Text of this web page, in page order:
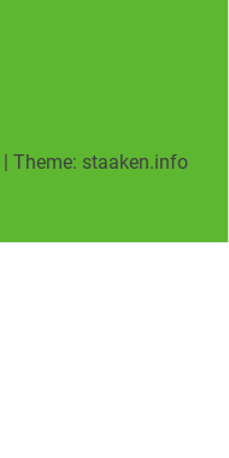
Theme: staaken.info